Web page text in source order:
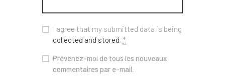
I agree that my submitted data is being
collected and stored. *
Prévenez-moi de tous les nouveaux
commentaires par e-mail.